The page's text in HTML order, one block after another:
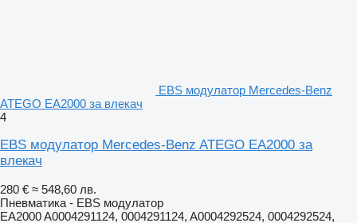
EBS модулатор Mercedes-Benz
ATEGO EA2000 за влекач
4
EBS модулатор Mercedes-Benz ATEGO EA2000 за
влекач
280 € ≈ 548,60 лв.
Пневматика - EBS модулатор
EA2000 A0004291124, 0004291124, A0004292524, 0004292524,